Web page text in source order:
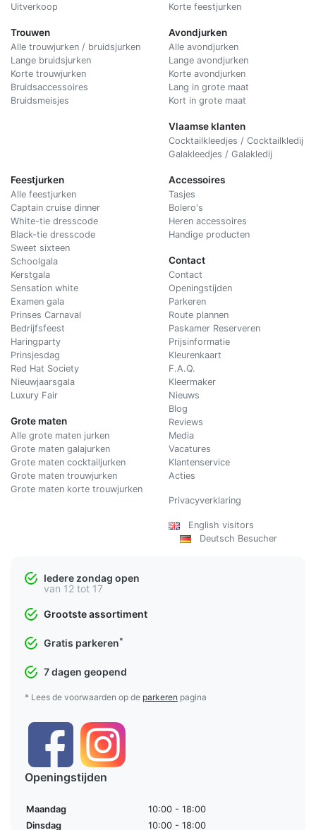
Uitverkoop
Trouwen
Alle trouwjurken / bruidsjurken
Lange bruidsjurken
Korte trouwjurken
Bruidsaccessoires
Bruidsmeisjes
Korte feestjurken
Avondjurken
Alle avondjurken
Lange avondjurken
Korte avondjurken
Lang in grote maat
Kort in grote maat
Vlaamse klanten
Cocktailkleedjes / Cocktailkledij
Galakleedjes / Galakledij
Feestjurken
Alle feestjurken
Captain cruise dinner
White-tie dresscode
Black-tie dresscode
Sweet sixteen
Schoolgala
Kerstgala
Sensation white
Examen gala
Prinses Carnaval
Bedrijfsfeest
Haringparty
Prinsjesdag
Red Hat Society
Nieuwjaarsgala
Luxury Fair
Grote maten
Alle grote maten jurken
Grote maten galajurken
Grote maten cocktailjurken
Grote maten trouwjurken
Grote maten korte trouwjurken
Accessoires
Tasjes
Bolero's
Heren accessoires
Handige producten
Contact
Contact
Openingstijden
Parkeren
Route plannen
Paskamer Reserveren
Prijsinformatie
Kleurenkaart
F.A.Q.
Kleermaker
Nieuws
Blog
Reviews
Media
Vacatures
Klantenservice
Acties
Privacyverklaring
English visitors
Deutsch Besucher
Iedere zondag open
van 12 tot 17
Grootste assortiment
Gratis parkeren*
7 dagen geopend
* Lees de voorwaarden op de parkeren pagina
Openingstijden
Maandag
10:00 - 18:00
Dinsdag
10:00 - 18:00